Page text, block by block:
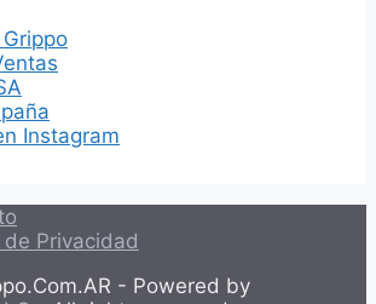
Instagram
de Privacidad
- Powered by